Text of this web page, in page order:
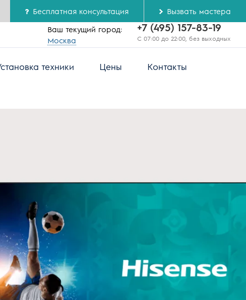
Бесплатная консультация Вызвать мастера
Ваш текущий город:
Москва
+7 (495) 157-83-19
С 07:00 до 22:00, без выходных
техники Цены Контакты